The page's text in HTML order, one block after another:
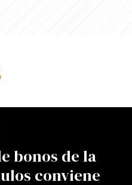
bonos de la
conviene